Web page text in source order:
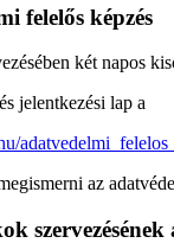
felelős képzés
két napos
jelentkezési lap a
az